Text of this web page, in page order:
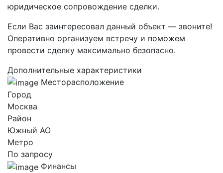
юридическое сопровождение сделки.
Если Вас заинтересовал данный объект — звоните!
Оперативно организуем встречу и поможем
провести сделку максимально безопасно.
Дополнительные характеристики
Месторасположение
Город
Москва
Район
Южный AO
Метро
По запросу
Финансы